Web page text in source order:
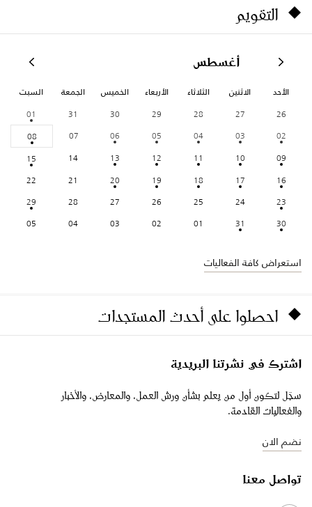
التقويم
أغسطس
الأحد الاثنين الثلاثاء الأربعاء الخميس الجمعة السبت
26
27
28
29
30
31
01
02
03
04
05
06
07
08
09
10
11
12
13
14
15
16
17
18
19
20
21
22
23
24
25
26
27
28
29
30
31
01
02
03
04
05
استعراض كافة الفعاليات
احصلوا على أحدث المستجدات
اشترك في نشرتنا البريدية
سجّل لتكون أول من يعلم بشأن ورش العمل، والمعارض، والأخبار
والفعاليات القادمة.
نضم الان
تواصل معنا